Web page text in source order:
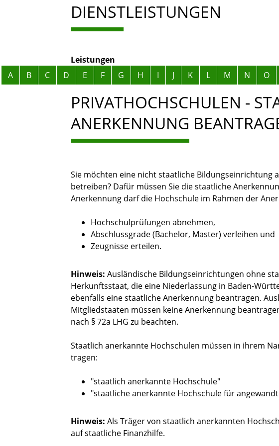
DIENSTLEISTUNGEN
Leistungen
Alphabetisches Register überspringen
A B C D E F G H I J K L M N O
PRIVATHOCHSCHULEN -
ANERKENNUNG
Sie möchten eine nicht staatliche Bildungseinrichtung
betreiben? Dafür müssen Sie die staatliche
Anerkennung darf die Hochschule im Rahmen der
Hochschulprüfungen abnehmen,
Abschlussgrade (Bachelor, Master) verleihen und
Zeugnisse erteilen.
Hinweis: Ausländische Bildungseinrichtungen ohne
Herkunftsstaat, die eine Niederlassung in Baden-
ebenfalls eine staatliche Anerkennung beantragen.
Mitgliedstaaten müssen keine Anerkennung
nach § 72a LHG zu beachten.
Staatlich anerkannte Hochschulen müssen in ihrem
tragen:
"staatlich anerkannte Hochschule"
"staatliche anerkannte Hochschule für
Hinweis: Als Träger von staatlich anerkannten
auf staatliche Finanzhilfe.